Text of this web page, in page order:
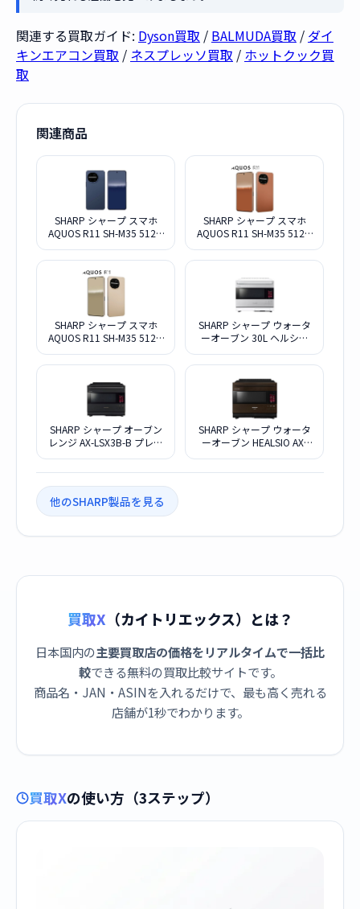
関連する買取ガイド: Dyson買取 / BALMUDA買取 / ダイ
キンエアコン買取 / ネスプレッソ買取 / ホットクック買
取
関連商品
SHARP シャープ スマホ
AQUOS R11 SH-M35 512G
SHARP シャープ スマホ
AQUOS R11 SH-M35 512G
SHARP シャープ スマホ
AQUOS R11 SH-M35 512G
SHARP シャープ ウォータ
ーオーブン 30L ヘルシオ
ルホワイト
SHARP シャープ オーブン
レンジ AX-LSX3B-B プレミ
SHARP シャープ ウォータ
ーオーブン HEALSIO AX-
他のSHARP製品を見る
買取X （カイトリエックス）とは？
日本国内の主要買取店の価格をリアルタイムで一括比
較できる無料の買取比較サイトです。
商品名・JAN・ASINを入れるだけで、最も高く売れる
店舗が1秒でわかります。
買取Xの使い方（3ステップ）